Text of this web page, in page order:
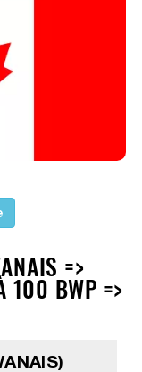
=>
100 BWP =>